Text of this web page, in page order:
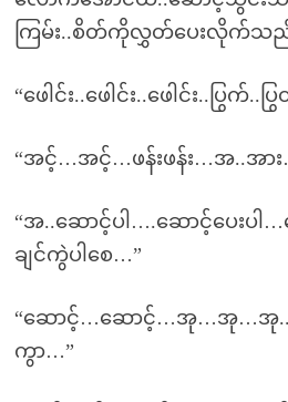
ကြမ်း..စိတ်ကိုလွှတ်ပေးလိုက်သ
“ဖေါင်း..ဖေါင်း..ဖေါင်း..ပြွက်..ပ
“အင့်…အင့်…ဖန်းဖန်း…အ..အား
“အ..ဆောင့်ပါ….ဆောင့်ပေးပ
ချင်ကွဲပါစေ…”
“ဆောင့်…ဆောင့်…အု…အု…
ကွာ…”